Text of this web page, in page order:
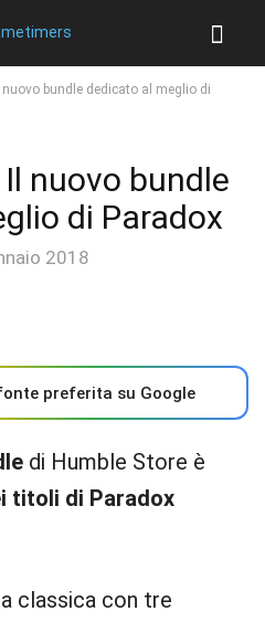
nuovo bundle dedicato al meglio di
nuovo bundle
di Paradox
2018
preferita su Google
di Humble Store è
titoli di Paradox
classica con tre